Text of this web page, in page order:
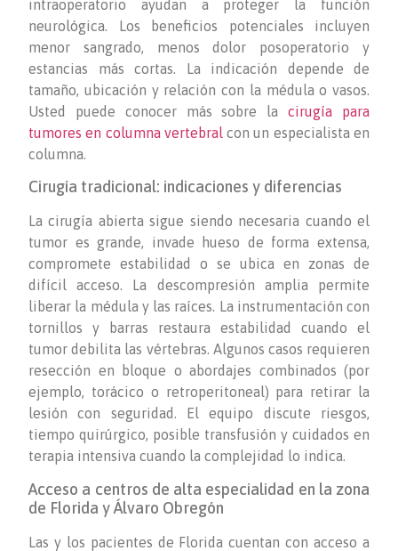
intraoperatorio ayudan a proteger la función
neurológica. Los beneficios potenciales incluyen
menor sangrado, menos dolor posoperatorio y
estancias más cortas. La indicación depende de
tamaño, ubicación y relación con la médula o vasos.
Usted puede conocer más sobre lacirugía para
tumores en columna vertebralcon un especialista en
columna.
Cirugía tradicional: indicaciones y diferencias
La cirugía abierta sigue siendo necesaria cuando el
tumor es grande, invade hueso de forma extensa,
compromete estabilidad o se ubica en zonas de
difícil acceso. La descompresión amplia permite
liberar la médula y las raíces. La instrumentación con
tornillos y barras restaura estabilidad cuando el
tumor debilita las vértebras. Algunos casos requieren
resección en bloque o abordajes combinados (por
ejemplo, torácico o retroperitoneal) para retirar la
lesión con seguridad. El equipo discute riesgos,
tiempo quirúrgico, posible transfusión y cuidados en
terapia intensiva cuando la complejidad lo indica.
Acceso a centros de alta especialidad en la zona
de Florida y Álvaro Obregón
Las y los pacientes de Florida cuentan con acceso a